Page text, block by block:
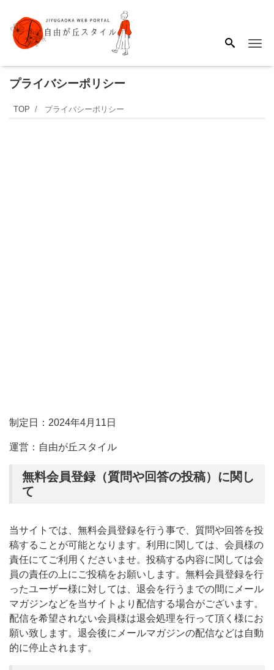
プライバシーポリシー
TOP プライバシーポリシー
制定日：2024年4月11日
運営：自由が丘スタイル
無料会員登録（質問や回答の投稿）に関し
て
当サイトでは、無料会員登録を行う事で、質問や回答を投
稿することが可能となります。利用に関しては、会員様の
責任にてご利用くださいませ。投稿する内容に関しては会
員の責任の上にご投稿をお願いします。無料会員登録を行
ったユーザー様に対しては、退会を行うまでの間にメール
マガジンなどを当サイトより配信する場合がございます。
配信を希望されない会員様は退会処理を行って頂く様にお
願い致します。退会後にメールマガジンの配信などは自動
的に停止されます。